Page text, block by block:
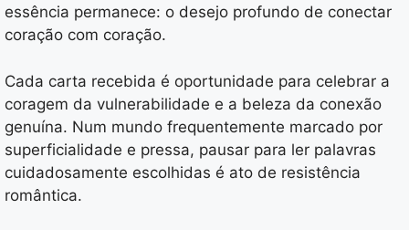
essência permanece: o desejo profundo de conectar
coração com coração.
Cada carta recebida é oportunidade para celebrar a
coragem da vulnerabilidade e a beleza da conexão
genuína. Num mundo frequentemente marcado por
superficialidade e pressa, pausar para ler palavras
cuidadosamente escolhidas é ato de resistência
romântica.